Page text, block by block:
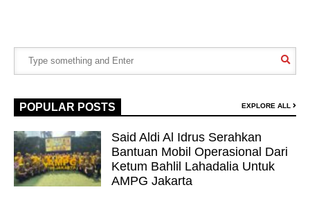
POPULAR POSTS EXPLORE ALL
Said Aldi Al Idrus Serahkan
Bantuan Mobil Operasional Dari
Ketum Bahlil Lahadalia Untuk
AMPG Jakarta